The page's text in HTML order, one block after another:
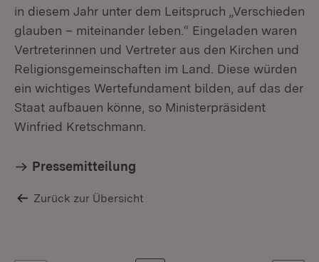
in diesem Jahr unter dem Leitspruch „Verschieden
glauben – miteinander leben.“ Eingeladen waren
Vertreterinnen und Vertreter aus den Kirchen und
Religionsgemeinschaften im Land. Diese würden
ein wichtiges Wertefundament bilden, auf das der
Staat aufbauen könne, so Ministerpräsident
Winfried Kretschmann.
Pressemitteilung
Zurück zur Übersicht